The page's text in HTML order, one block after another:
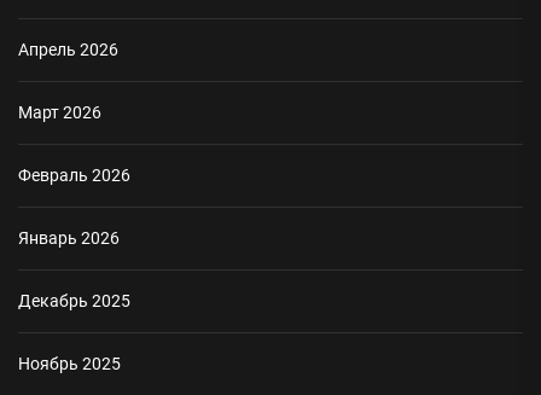
Апрель 2026
Март 2026
Февраль 2026
Январь 2026
Декабрь 2025
Ноябрь 2025